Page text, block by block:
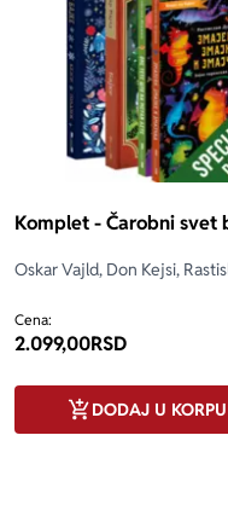
u omiljene
Komplet - Čarobni svet
Oskar Vajld, Don Kejsi,
Cena:
2.099,00RSD
DODAJ U KORPU